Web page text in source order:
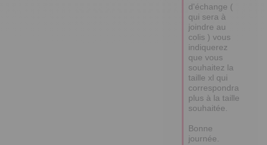
d'échange (
qui sera à
joindre au
colis ) vous
indiquerez
que vous
souhaitez la
taille xl qui
correspondra
plus à la taille
souhaitée.
Bonne
journée.